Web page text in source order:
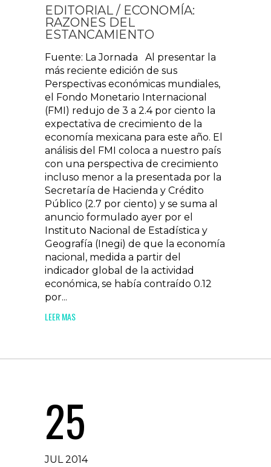
EDITORIAL / ECONOMÍA:
RAZONES DEL
ESTANCAMIENTO
Fuente: La Jornada Al presentar la
más reciente edición de sus
Perspectivas económicas mundiales,
el Fondo Monetario Internacional
(FMI) redujo de 3 a 2.4 por ciento la
expectativa de crecimiento de la
economía mexicana para este año. El
análisis del FMI coloca a nuestro país
con una perspectiva de crecimiento
incluso menor a la presentada por la
Secretaría de Hacienda y Crédito
Público (2.7 por ciento) y se suma al
anuncio formulado ayer por el
Instituto Nacional de Estadística y
Geografía (Inegi) de que la economía
nacional, medida a partir del
indicador global de la actividad
económica, se había contraído 0.12
por...
LEER MAS
25
JUL 2014